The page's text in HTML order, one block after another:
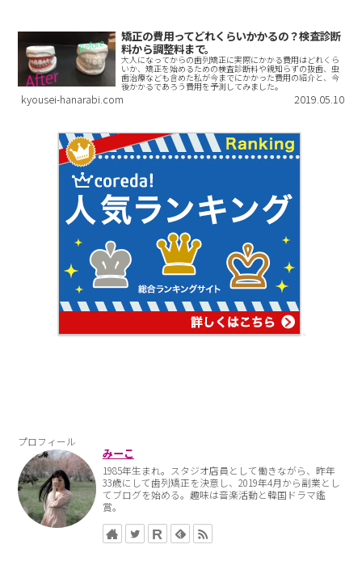
矯正の費用ってどれくらいかかるの？検査診断
料から調整料まで。
大人になってからの歯列矯正に実際にかかる費用はどれくら
いか、矯正を始めるための検査診断料や親知らずの抜歯、虫
歯治療なども含めた私が今までにかかった費用の紹介と、今
後かかるであろう費用を予測してみました。
kyousei-hanarabi.com 2019.05.10
プロフィール
みーこ
1985年生まれ。スタジオ店員として働きながら、昨年
33歳にして歯列矯正を決意し、2019年4月から副業とし
てブログを始める。趣味は音楽活動と韓国ドラマ鑑
賞。